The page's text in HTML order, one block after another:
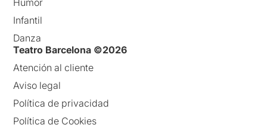
Infantil
Danza
Teatro Barcelona ©2026
Atención al cliente
Aviso legal
Política de privacidad
Política de Cookies